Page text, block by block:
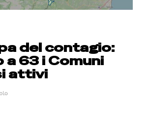
del contagio:
a 63 i Comuni
attivi